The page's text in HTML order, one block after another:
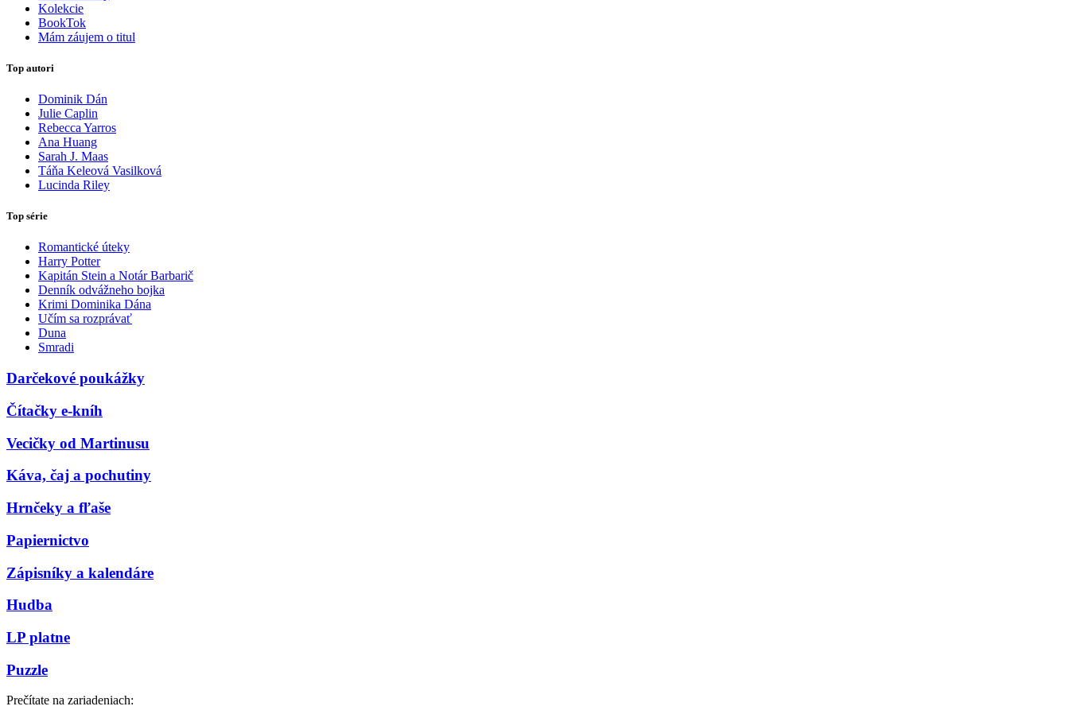
Kolekcie
BookTok
Mám záujem o titul
Top autori
Dominik Dán
Julie Caplin
Rebecca Yarros
Ana Huang
Sarah J. Maas
Táňa Keleová Vasilková
Lucinda Riley
Top série
Romantické úteky
Harry Potter
Kapitán Stein a Notár Barbarič
Denník odvážneho bojka
Krimi Dominika Dána
Učím sa rozprávať
Duna
Smradi
Darčekové poukážky
Čítačky e-kníh
Vecičky od Martinusu
Káva, čaj a pochutiny
Hrnčeky a fľaše
Papiernictvo
Zápisníky a kalendáre
Hudba
LP platne
Puzzle
Prečítate na zariadeniach: